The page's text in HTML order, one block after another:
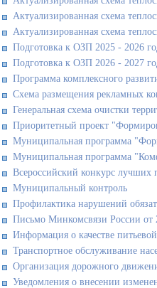
Актуализированная схема
Актуализированная схема
Подготовка к ОЗП 2025 - 2026
Подготовка к ОЗП 2026 - 2027
Программа комплексного
Схема размещения рекламных
Генеральная схема очистки
Приоритетный проект
Муниципальная программа
Муниципальная программа
Всероссийский конкурс лучших
Муниципальный контроль
Профилактика нарушений
Письмо Минкомсвязи России
Информация о качестве
Транспортное обслуживание
Организация дорожного
Уведомления о внесении